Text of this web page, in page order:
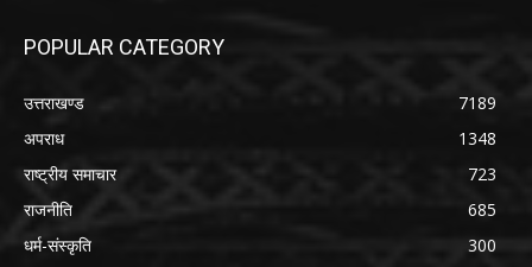
POPULAR CATEGORY
उत्तराखण्ड
7189
अपराध
1348
राष्ट्रीय समाचार
723
राजनीति
685
धर्म-संस्कृति
300